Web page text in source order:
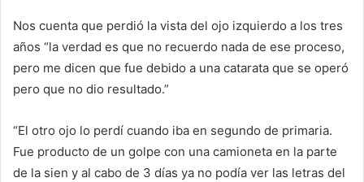
Nos cuenta que perdió la vista del ojo izquierdo a los tres
años “la verdad es que no recuerdo nada de ese proceso,
pero me dicen que fue debido a una catarata que se operó
pero que no dio resultado.”
“El otro ojo lo perdí cuando iba en segundo de primaria.
Fue producto de un golpe con una camioneta en la parte
de la sien y al cabo de 3 días ya no podía ver las letras del